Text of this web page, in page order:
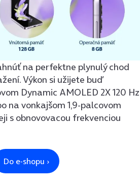
na perfektne plynulý chod
Výkon si užijete buď
Dynamic AMOLED 2X 120 Hz
na vonkajšom 1,9-palcovom
s obnovovacou frekvenciou